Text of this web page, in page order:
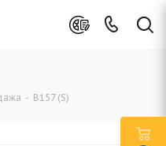
- B157 (S)